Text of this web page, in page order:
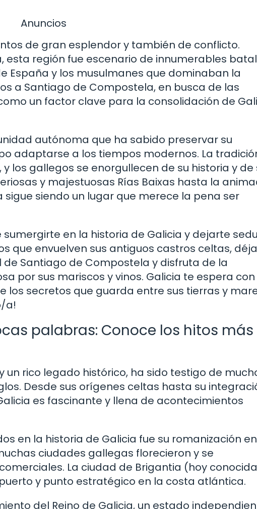
Anuncios
de gran esplendor y también de conflicto.
esta región fue escenario de innumerables
España y los musulmanes que dominaban la
a Santiago de Compostela, en busca de las
un factor clave para la consolidación de
autónoma que ha sabido preservar su
adaptarse a los tiempos modernos. La
los gallegos se enorgullecen de su historia y de
y majestuosas Rías Baixas hasta la
siendo un lugar que merece la pena ser
en la historia de Galicia y dejarte
que envuelven sus antiguos castros celtas,
Santiago de Compostela y disfruta de la
por sus mariscos y vinos. Galicia te espera con
los secretos que guarda entre sus tierras y
a!
palabras: Conoce los hitos más
un rico legado histórico, ha sido testigo de
Desde sus orígenes celtas hasta su
es fascinante y llena de acontecimientos
en la historia de Galicia fue su romanización
ciudades gallegas florecieron y se
La ciudad de Brigantia (hoy conocida
y punto estratégico en la costa atlántica.
del Reino de Galicia, un estado